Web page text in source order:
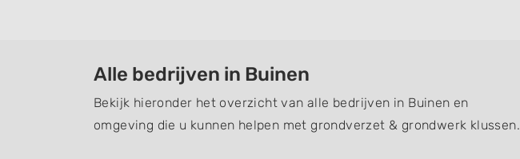
Alle bedrijven in Buinen
Bekijk hieronder het overzicht van alle bedrijven in Buinen en
omgeving die u kunnen helpen met grondverzet & grondwerk klussen.